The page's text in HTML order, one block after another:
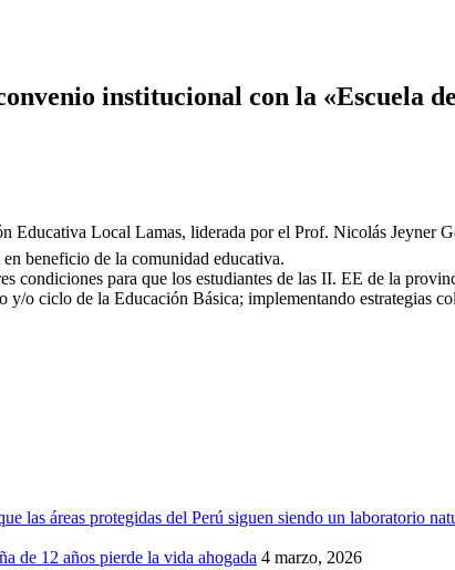
institucional con la «Escuela
Educativa Local Lamas, liderada por el Prof. Nicolás Jeyner
beneficio de la comunidad educativa.
condiciones para que los estudiantes de las II. EE de la
y/o ciclo de la Educación Básica; implementando estrategias
las áreas protegidas del Perú siguen siendo un laboratorio
de 12 años pierde la vida ahogada 4 marzo, 2026